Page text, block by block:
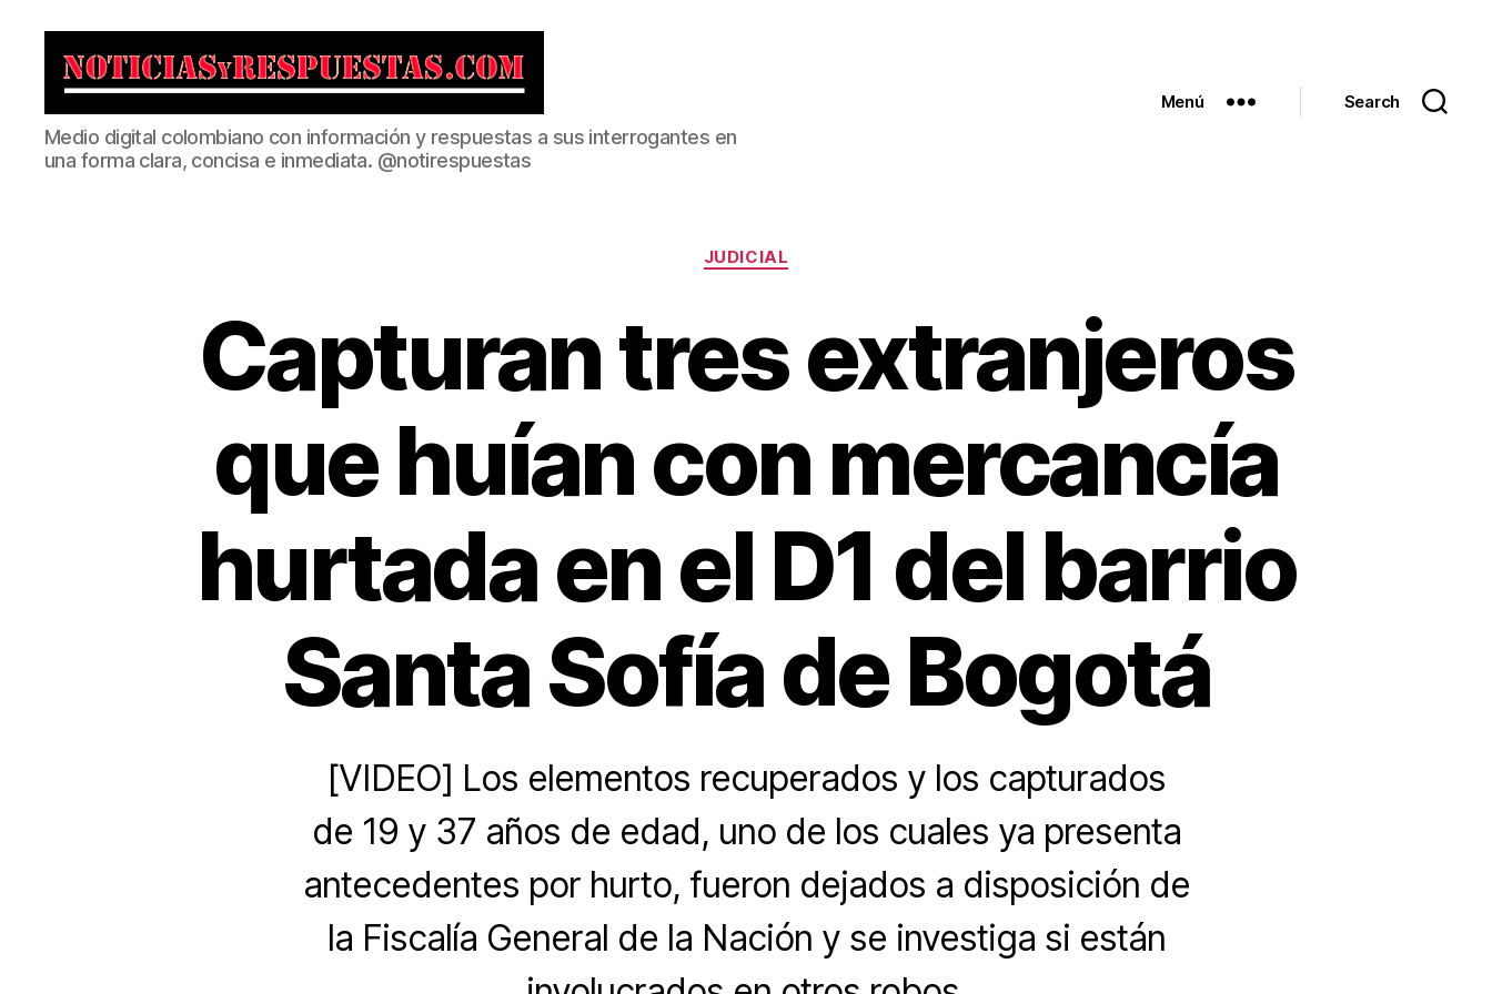
Noticias
y
Respuestas
Medio digital colombiano con información y respuestas a sus interrogantes en
una forma clara, concisa e inmediata. @notirespuestas
Menú Search
Categorías
JUDICIAL
Capturan tres extranjeros
que huían con mercancía
hurtada en el D1 del barrio
Santa Sofía de Bogotá
[VIDEO] Los elementos recuperados y los capturados
de 19 y 37 años de edad, uno de los cuales ya presenta
antecedentes por hurto, fueron dejados a disposición de
la Fiscalía General de la Nación y se investiga si están